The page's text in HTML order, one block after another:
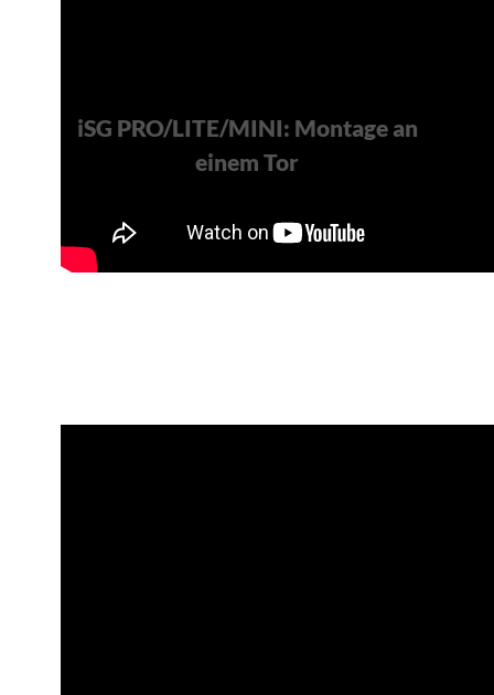
iSG PRO/LITE/MINI: Montage an
einem Tor